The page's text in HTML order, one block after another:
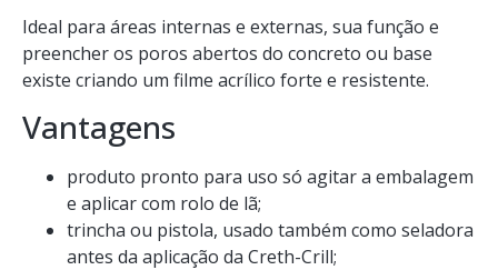
Ideal para áreas internas e externas, sua função e
preencher os poros abertos do concreto ou base
existe criando um filme acrílico forte e resistente.
Vantagens
produto pronto para uso só agitar a embalagem
e aplicar com rolo de lã;
trincha ou pistola, usado também como seladora
antes da aplicação da Creth-Crill;